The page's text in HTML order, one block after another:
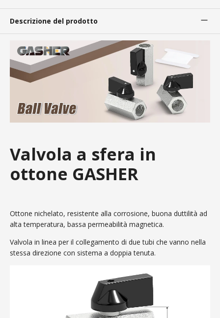
Descrizione del prodotto
Valvola a sfera in
ottone GASHER
Ottone nichelato, resistente alla corrosione, buona duttilità ad
alta temperatura, bassa permeabilità magnetica.
Valvola in linea per il collegamento di due tubi che vanno nella
stessa direzione con sistema a doppia tenuta.